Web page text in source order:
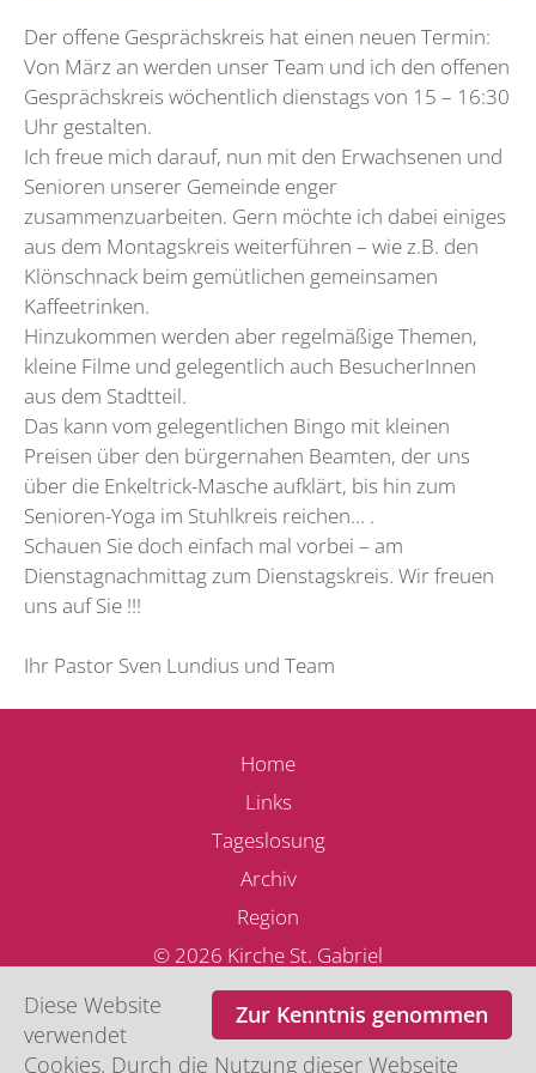
Der offene Gesprächskreis hat einen neuen Termin:
Von März an werden unser Team und ich den offenen
Gesprächskreis wöchentlich dienstags von 15 – 16:30
Uhr gestalten.
Ich freue mich darauf, nun mit den Erwachsenen und
Senioren unserer Gemeinde enger
zusammenzuarbeiten. Gern möchte ich dabei einiges
aus dem Montagskreis weiterführen – wie z.B. den
Klönschnack beim gemütlichen gemeinsamen
Kaffeetrinken.
Hinzukommen werden aber regelmäßige Themen,
kleine Filme und gelegentlich auch BesucherInnen
aus dem Stadtteil.
Das kann vom gelegentlichen Bingo mit kleinen
Preisen über den bürgernahen Beamten, der uns
über die Enkeltrick-Masche aufklärt, bis hin zum
Senioren-Yoga im Stuhlkreis reichen… .
Schauen Sie doch einfach mal vorbei – am
Dienstagnachmittag zum Dienstagskreis. Wir freuen
uns auf Sie !!!
Ihr Pastor Sven Lundius und Team
Home
Links
Tageslosung
Archiv
Region
© 2026 Kirche St. Gabriel
Impressum
Kontakt
Zur Kenntnis genommen
Diese Website
verwendet
Cookies. Durch die Nutzung dieser Webseite